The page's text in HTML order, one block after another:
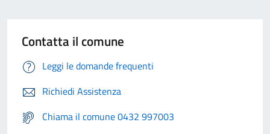
Contatta il comune
Leggi le domande frequenti
Richiedi Assistenza
Chiama il comune 0432 997003